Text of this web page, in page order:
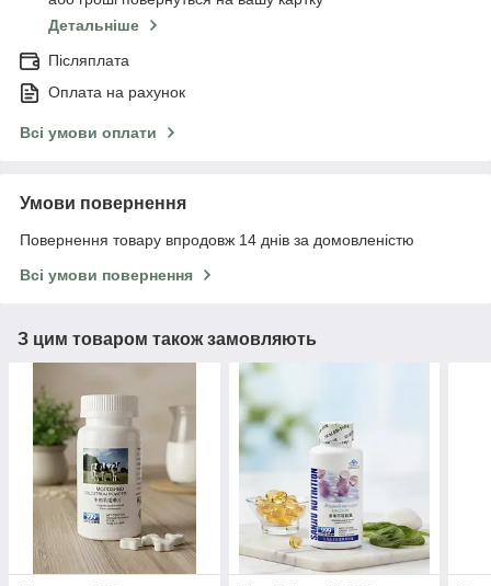
Детальніше
Післяплата
Оплата на рахунок
Всі умови оплати
Умови повернення
Повернення товару впродовж 14 днів за домовленістю
Всі умови повернення
З цим товаром також замовляють